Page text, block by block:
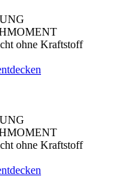
ohne Kraftstoff
ohne Kraftstoff